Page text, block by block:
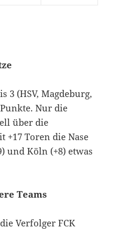
3 (HSV, Magdeburg,
Nur die
über die
+17 Toren die Nase
und Köln (+8) etwas
Teams
Verfolger FCK